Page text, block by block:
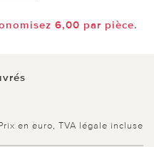
6,00 par pièce.
en euro, TVA légale incluse